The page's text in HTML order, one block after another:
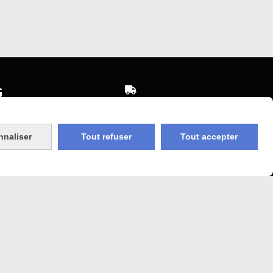
Agricole

jours ouvrés
Frais de port (5€50)
Tout refuser Tout accepter